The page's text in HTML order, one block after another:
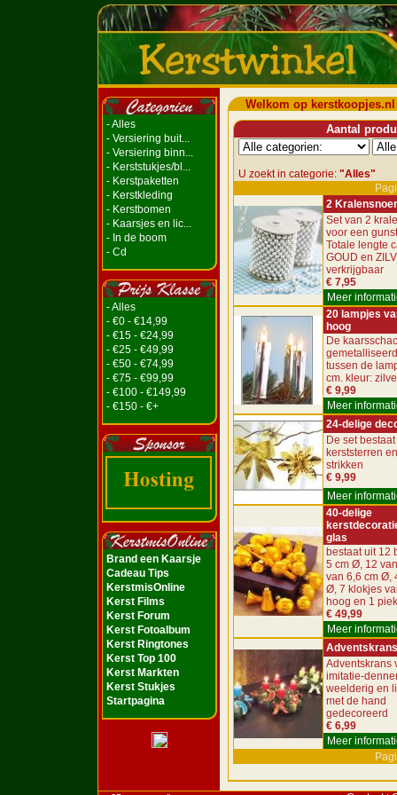
- Alles
- Versiering buit...
- Versiering binn...
- Kerststukjes/bl...
- Kerstpaketten
- Kerstkleding
- Kerstbomen
- Kaarsjes en lic...
- In de boom
- Cd
- Alles
- €0 - €14,99
- €15 - €24,99
- €25 - €49,99
- €50 - €74,99
- €75 - €99,99
- €100 - €149,99
- €150 - €+
Brand een Kaarsje
Cadeau Tips
KerstmisOnline
Kerst Films
Kerst Forum
Kerst Fotoalbum
Kerst Ringtones
Kerst Top 100
Kerst Markten
Kerst Stukjes
Startpagina
Welkom op kerstkoopjes.nl
Aantal
U zoekt in categorie: "Alles"
2
Set van 2
voor een
Totale lengte
GOUD en
verkrijgbaar
€ 7,95
Meer
20 lampjes
hoog
De
tussen de
cm. kleur:
€ 9,99
Meer
24-delige
De set
kerststerren
strikken
€ 9,99
Meer
40-delige
glas
bestaat uit 12
5 cm Ø, 12
van 6,6 cm Ø,
Ø, 7 klokjes
hoog en 1
€ 49,99
Meer
Adventskrans
Adventskrans
imitatie-
weelderig en
met de hand
gedecoreerd
€ 6,99
Meer